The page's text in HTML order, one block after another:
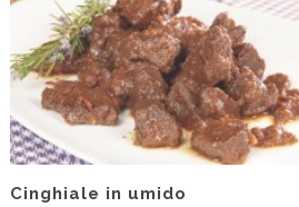
Cinghiale in umido